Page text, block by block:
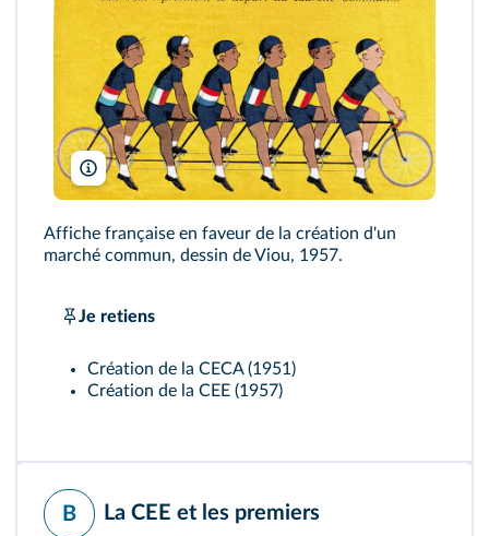
Viou
Affiche française en faveur de la création d'un
marché commun, dessin de Viou, 1957.
Je retiens
Création de la CECA (1951)
Création de la CEE (1957)
B
La CEE et les premiers